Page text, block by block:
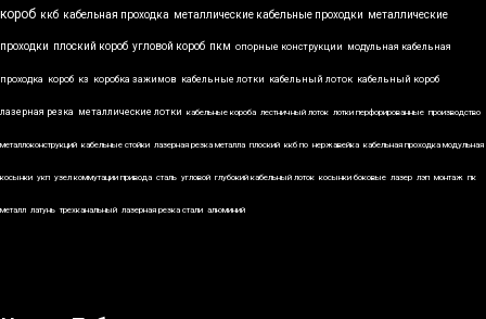
короб ккб кабельная проходка металлические кабельные проходки металлические
проходки плоский короб угловой короб пкм опорные конструкции модульная кабельная
проходка короб кз коробка зажимов кабельные лотки кабельный лоток кабельный короб
лазерная резка металлические лотки кабельные короба лестничный лоток лотки перфорированные производство
металлоконструкций кабельные стойки лазерная резка металла плоский ккб по нержавейка кабельная проходка модульная
косынки укп узел коммутации привода сталь угловой глубокий кабельный лоток косынки боковые лазер лэп монтаж пк
металл латунь трехканальный лазерная резка стали алюминий